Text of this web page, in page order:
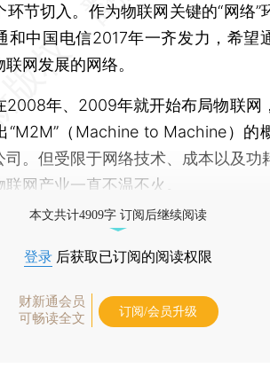
节切入。作为物联网关键的“网络”
和中国电信2017年一齐发力，希望
网发展的网络。
年、2009年就开始布局物联网
“M2M”（Machine to Machine）的
司。但受限于网络技术、成本以及功
网产业一直不温不火。
本文共计4909字 订阅后继续阅读
登录 后获取已订阅的阅读权限
财新通会员
可畅读全文
订阅/会员升级